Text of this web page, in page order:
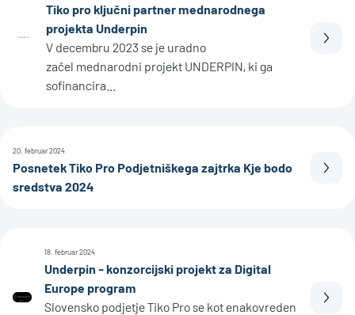
Tiko pro ključni partner mednarodnega
projekta Underpin
V decembru 2023 se je uradno
začel mednarodni projekt UNDERPIN, ki ga
sofinancira...
20. februar 2024
Posnetek Tiko Pro Podjetniškega zajtrka Kje bodo
sredstva 2024
18. februar 2024
Underpin - konzorcijski projekt za Digital
Europe program
Slovensko podjetje Tiko Pro se kot enakovreden